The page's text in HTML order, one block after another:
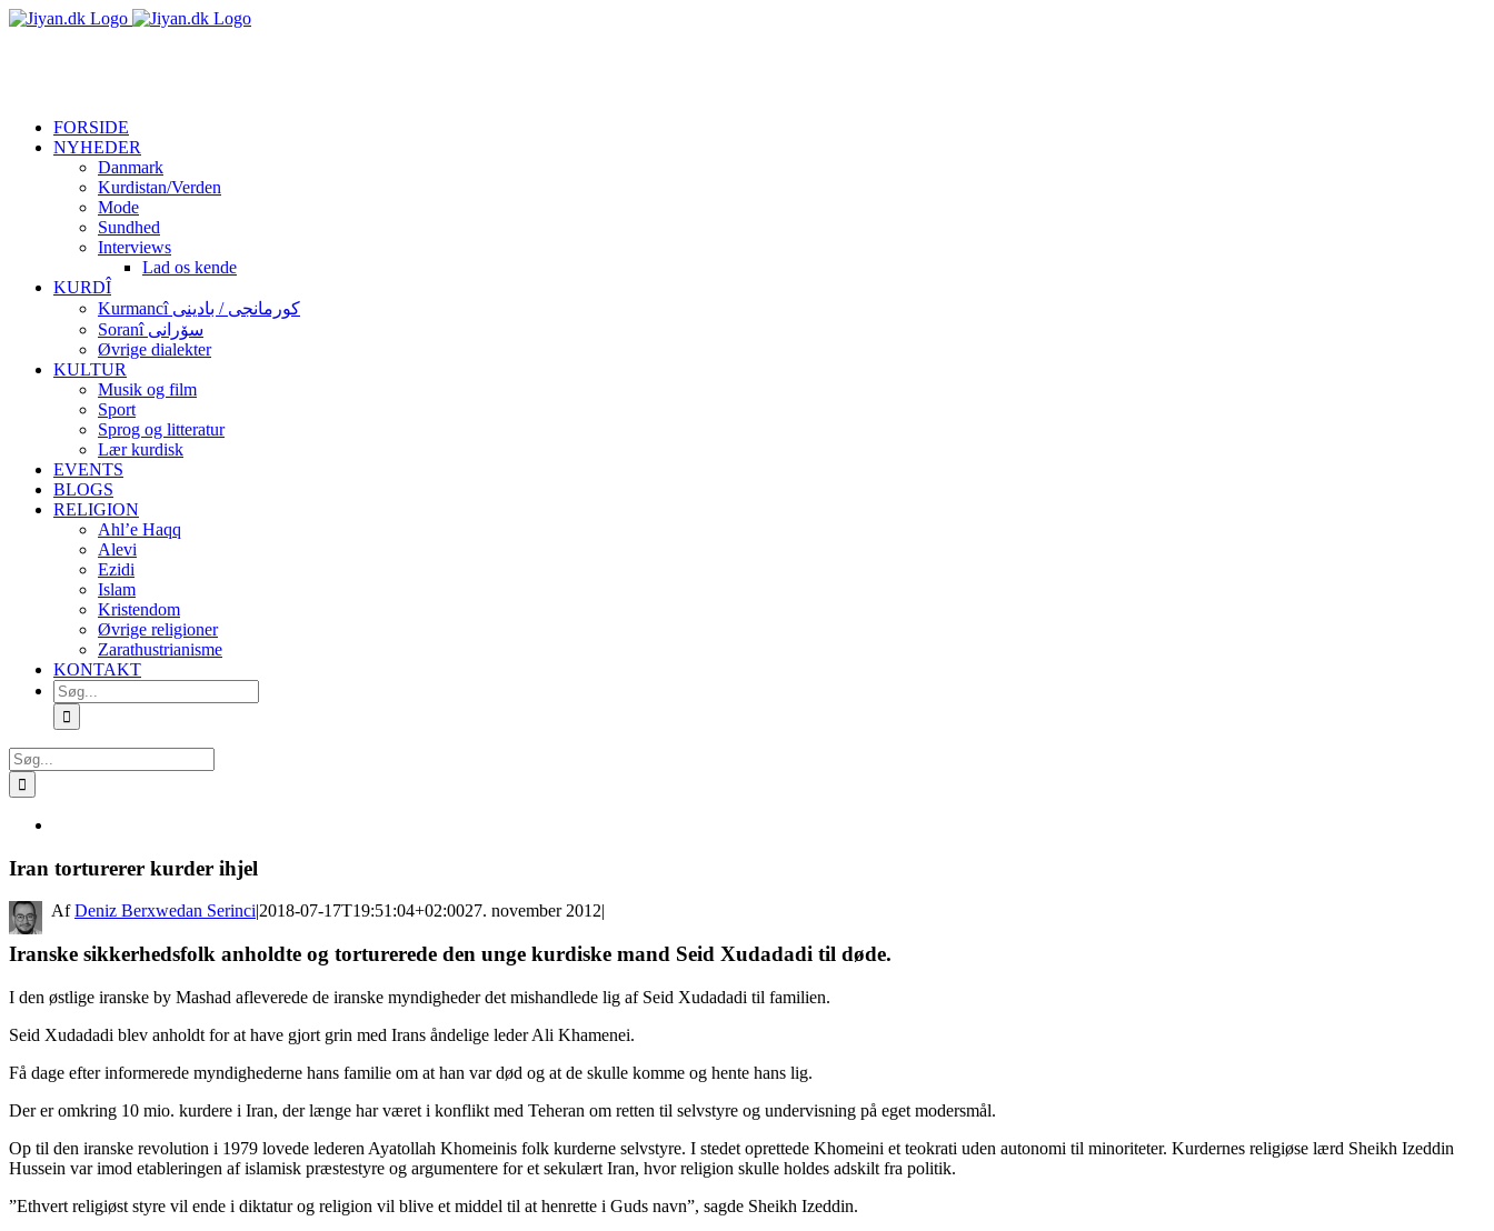
Skip
facebook
twitter
FORSIDE
NYHEDER
Danmark
Kurdistan/Verden
Mode
Sundhed
Interviews
Lad os kende
KURDÎ
Kurmancî کورمانجی / بادینی
Soranî سۆرانی
Øvrige dialekter
KULTUR
Musik og film
Sport
Sprog og litteratur
Lær kurdisk
EVENTS
BLOGS
RELIGION
Ahl’e Haqq
Alevi
Ezidi
Islam
Kristendom
Øvrige religioner
Zarathustrianisme
KONTAKT
Søg
efter:
Søg
efter:
billede
Iran torturerer kurder ihjel
By Deniz Berxwedan Serinci|2018-07-17T19:51:04+02:0027. november 2012|
Iranske sikkerhedsfolk anholdte og torturerede den unge kurdiske mand Seid Xudadadi til døde.
I den østlige iranske by Mashad afleverede de iranske myndigheder det mishandlede lig af Seid Xudadadi til familien.
Seid Xudadadi blev anholdt for at have gjort grin med Irans åndelige leder Ali Khamenei.
Få dage efter informerede myndighederne hans familie om at han var død og at de skulle komme og hente hans lig.
Der er omkring 10 mio. kurdere i Iran, der længe har været i konflikt med Teheran om retten til selvstyre og undervisning på eget modersmål.
Op til den iranske revolution i 1979 lovede lederen Ayatollah Khomeinis folk kurderne selvstyre. I stedet oprettede Khomeini et teokrati uden autonomi til minoriteter. Kurdernes religiøse lærd Sheikh Izeddin
Hussein var imod etableringen af islamisk præstestyre og argumentere for et sekulært Iran, hvor religion skulle holdes adskilt fra politik.
”Ethvert religiøst styre vil ende i diktatur og religion vil blive et middel til at henrette i Guds navn”, sagde Sheikh Izeddin.